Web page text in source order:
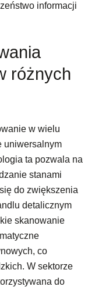
informacji
różnych
w wielu
uniwersalnym
ta pozwala na
stanami
do zwiększenia
detalicznym
skanowanie
co
W sektorze
do